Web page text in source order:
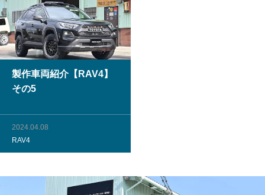
製作車両紹介【RAV4】
その5
2024.04.08
RAV4